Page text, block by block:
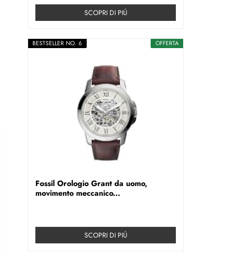
SCOPRI DI PIÚ
OFFERTA
BESTSELLER NO. 6
Fossil Orologio Grant da uomo,
movimento meccanico...
SCOPRI DI PIÚ